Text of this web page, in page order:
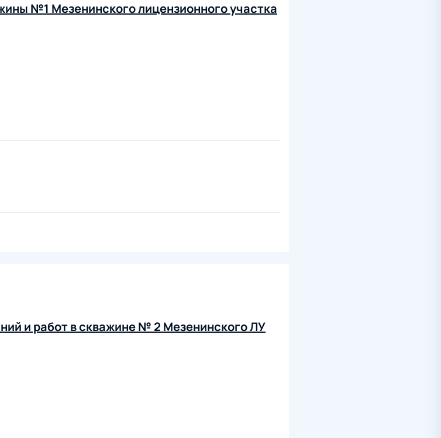
№1 Мезенинского лицензионного участка
и работ в скважине № 2 Мезенинского ЛУ